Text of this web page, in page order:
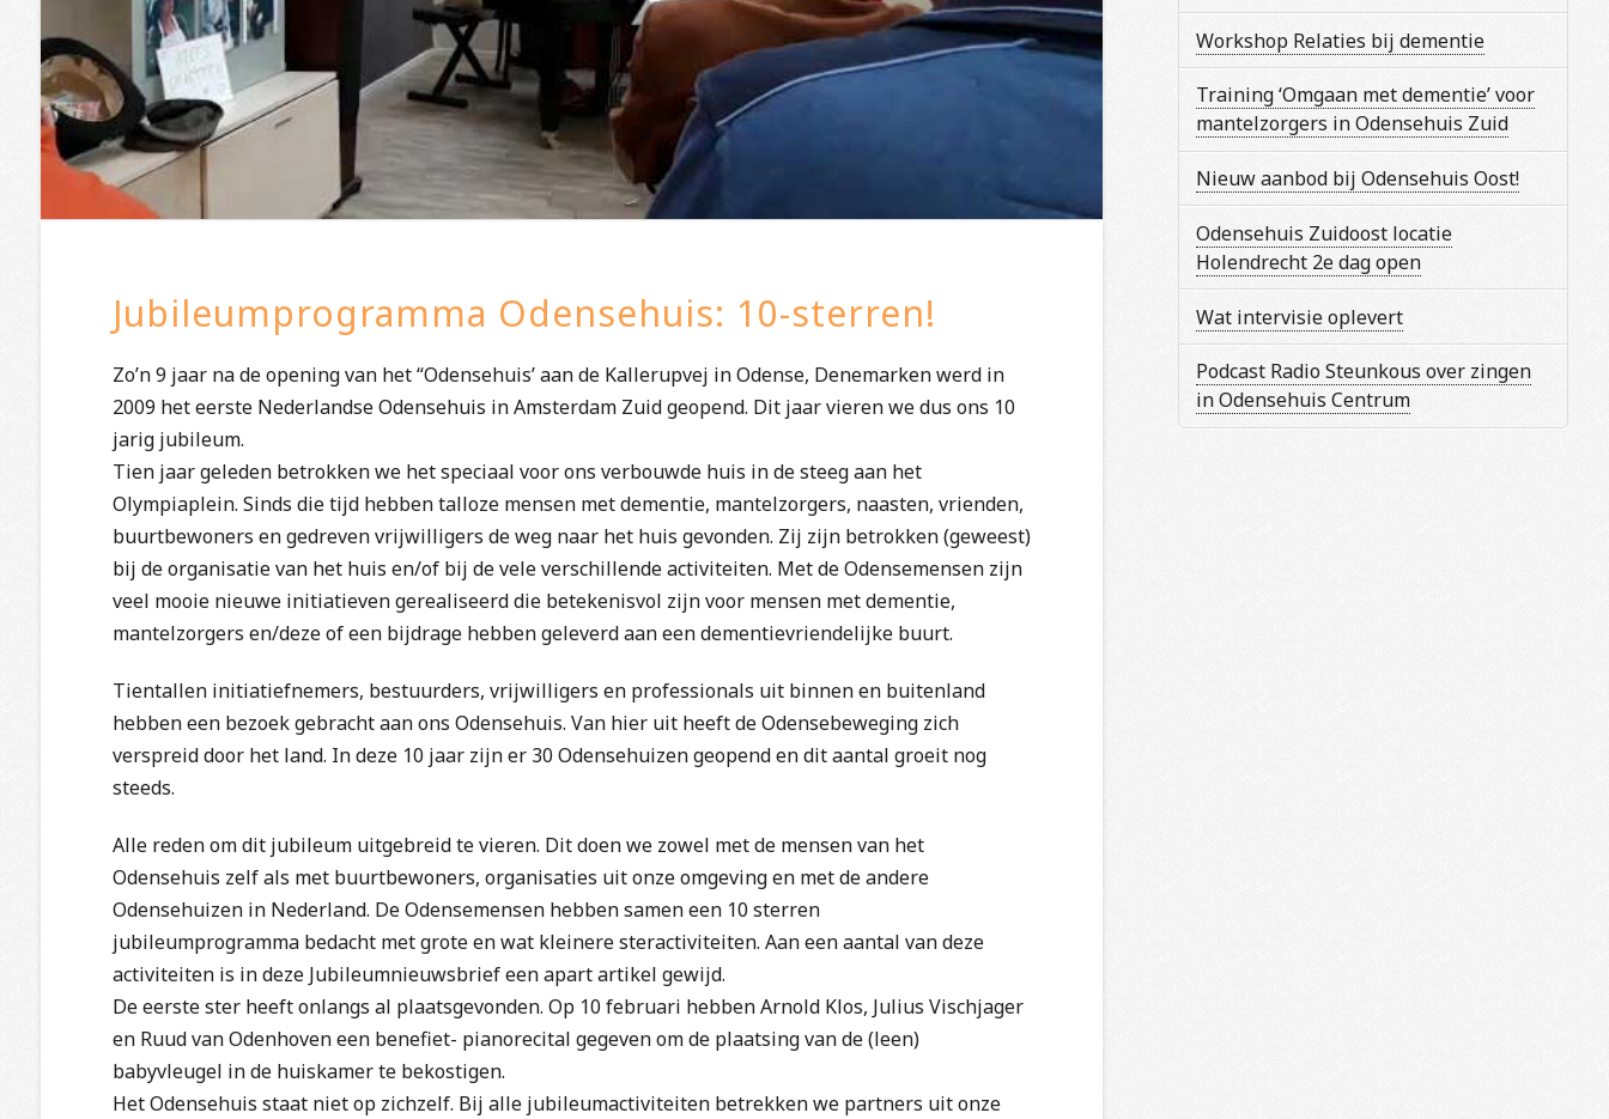
Jubileumprogramma Odensehuis: 10-sterren!
Zo’n 9 jaar na de opening van het “Odensehuis’ aan de Kallerupvej in Odense, Denemarken werd in
2009 het eerste Nederlandse Odensehuis in Amsterdam Zuid geopend. Dit jaar vieren we dus ons 10
jarig jubileum.
Tien jaar geleden betrokken we het speciaal voor ons verbouwde huis in de steeg aan het
Olympiaplein. Sinds die tijd hebben talloze mensen met dementie, mantelzorgers, naasten, vrienden,
buurtbewoners en gedreven vrijwilligers de weg naar het huis gevonden. Zij zijn betrokken (geweest)
bij de organisatie van het huis en/of bij de vele verschillende activiteiten. Met de Odensemensen zijn
veel mooie nieuwe initiatieven gerealiseerd die betekenisvol zijn voor mensen met dementie,
mantelzorgers en/deze of een bijdrage hebben geleverd aan een dementievriendelijke buurt.
Tientallen initiatiefnemers, bestuurders, vrijwilligers en professionals uit binnen en buitenland
hebben een bezoek gebracht aan ons Odensehuis. Van hier uit heeft de Odensebeweging zich
verspreid door het land. In deze 10 jaar zijn er 30 Odensehuizen geopend en dit aantal groeit nog
steeds.
Alle reden om dit jubileum uitgebreid te vieren. Dit doen we zowel met de mensen van het
Odensehuis zelf als met buurtbewoners, organisaties uit onze omgeving en met de andere
Odensehuizen in Nederland. De Odensemensen hebben samen een 10 sterren
jubileumprogramma bedacht met grote en wat kleinere steractiviteiten. Aan een aantal van deze
activiteiten is in deze Jubileumnieuwsbrief een apart artikel gewijd.
De eerste ster heeft onlangs al plaatsgevonden. Op 10 februari hebben Arnold Klos, Julius Vischjager
en Ruud van Odenhoven een benefiet- pianorecital gegeven om de plaatsing van de (leen)
babyvleugel in de huiskamer te bekostigen.
Het Odensehuis staat niet op zichzelf. Bij alle jubileumactiviteiten betrekken we partners uit onze
Workshop Relaties bij dementie
Training ‘Omgaan met dementie’ voor
mantelzorgers in Odensehuis Zuid
Nieuw aanbod bij Odensehuis Oost!
Odensehuis Zuidoost locatie
Holendrecht 2e dag open
Wat intervisie oplevert
Podcast Radio Steunkous over zingen
in Odensehuis Centrum